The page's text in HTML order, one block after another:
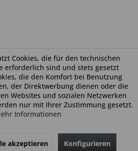
Cookies, die für den technischen
erforderlich sind und stets gesetzt
die den Komfort bei Benutzung
der Direktwerbung dienen oder die
Websites und sozialen Netzwerken
nur mit Ihrer Zustimmung gesetzt.
Informationen
akzeptieren Konfigurieren